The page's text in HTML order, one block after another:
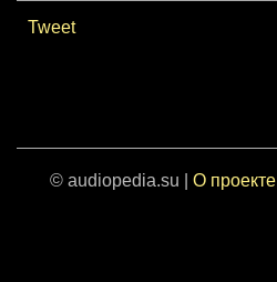
Tweet
© audiopedia.su | О проекте